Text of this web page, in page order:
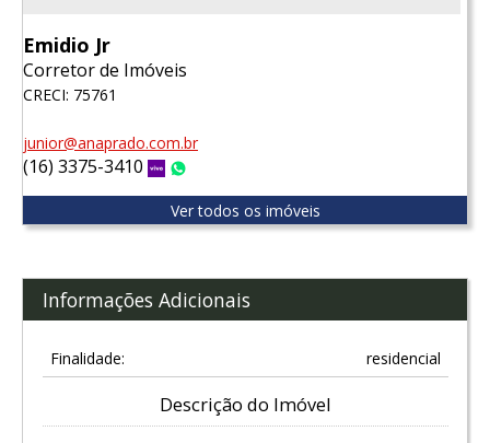
Emidio Jr
Corretor de Imóveis
CRECI: 75761
junior@anaprado.com.br
(16) 3375-3410 Vivo
Ver todos os imóveis
Informações Adicionais
Finalidade: residencial
Descrição do Imóvel